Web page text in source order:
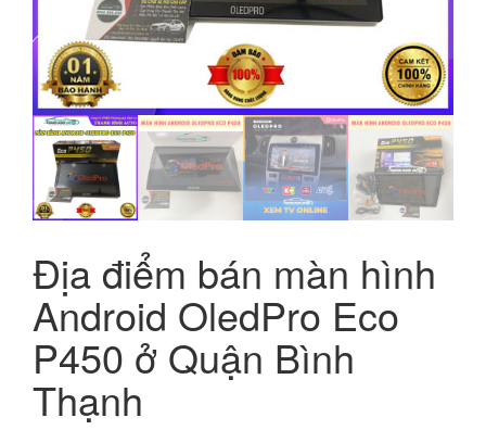
Địa điểm bán màn hình
Android OledPro Eco
P450 ở Quận Bình
Thạnh